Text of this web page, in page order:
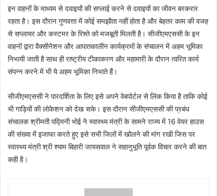
इन वाहनों के माध्यम से दवाइयों की सप्लाई करने से दवाइयों का जीवन बरकरार
रहता है। इस दौरान गुणवत्ता में कोई समझौता नहीं होता है और बेहतर काम की वजह
से सप्लायर और कस्टमर के रिश्ते को मजबूती मिलती है। सीजीएमएससी के इन
वाहनों द्वारा वैक्सीनेशन और आपातकालीन कार्यक्रमों के संचालन में अहम भूमिका
निभायी जाती है साथ ही राष्ट्रीय टीकाकरण और महामारी के दौरान त्वरित कार्य
संपन्न करने में भी ये अहम भूमिका निभाते हैं।
सीजीएमएससी ने पारदर्शिता के लिए इसे अपने वेबपोर्टल से लिंक किया है ताकि कोई
भी गाड़ियों की लोकेशन को देख सके। इस दौरान सीजीएमएससी की प्रबंध
संचालक श्रीमती पद्मिनी भोई ने स्वास्थ्य मंत्री के सामने राज्य में 16 वेयर हाउस
की संख्या में इजाफा करते हुए इसे सभी जिलों में खोलने की मांग रखी जिस पर
स्वास्थ्य मंत्री श्री श्याम बिहारी जायसवाल ने सहानुभूति पूर्वक विचार करने की बात
कही है।